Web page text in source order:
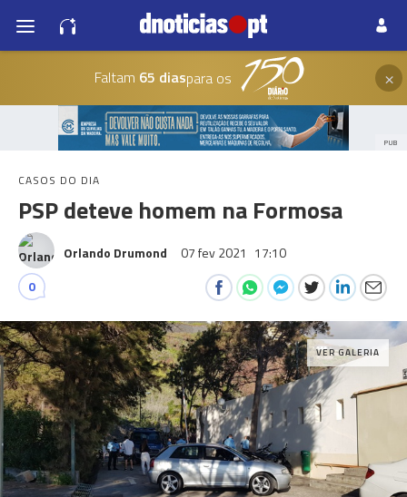
Faltam 65 diaspara os ×
PUB
CASOS DO DIA
PSP deteve homem na Formosa
Orlando Drumond 07 fev 2021 17:10
0
VER GALERIA